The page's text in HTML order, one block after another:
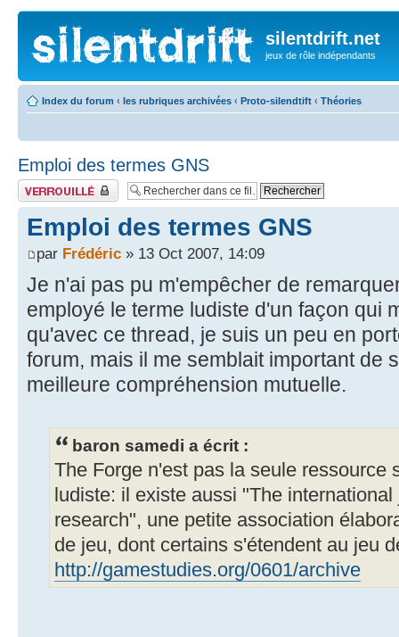
silentdrift.net
jeux de rôle indépendants
Index du forum ‹ les rubriques archivées ‹ Proto-silendtift ‹ Théories
Emploi des termes GNS
Fil verrouillé
Emploi des termes GNS
par Frédéric » 13 Oct 2007, 14:09
Je n'ai pas pu m'empêcher de
employé le terme ludiste d'un façon qui
qu'avec ce thread, je suis un peu en
forum, mais il me semblait important de
meilleure compréhension mutuelle.
baron samedi a écrit :
The Forge n'est pas la seule ressource
ludiste: il existe aussi "The
research", une petite association
de jeu, dont certains s'étendent au jeu
http://gamestudies.org/0601/archive